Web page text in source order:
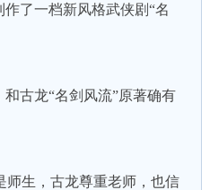
了一档新风格武侠剧“名
古龙“名剑风流”原著确有
生，古龙尊重老师，也信